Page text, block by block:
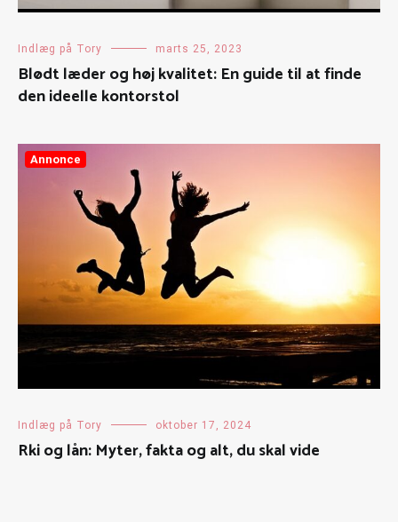
Indlæg på Tory marts 25, 2023
Blødt læder og høj kvalitet: En guide til at finde
den ideelle kontorstol
Annonce
Indlæg på Tory oktober 17, 2024
Rki og lån: Myter, fakta og alt, du skal vide